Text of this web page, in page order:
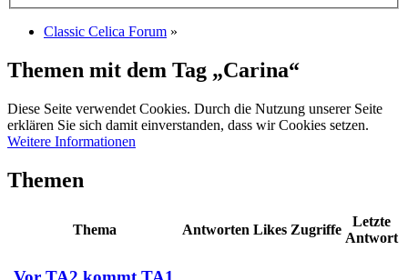
Classic Celica Forum »
Themen mit dem Tag „Carina“
Diese Seite verwendet Cookies. Durch die Nutzung unserer Seite
erklären Sie sich damit einverstanden, dass wir Cookies setzen.
Weitere Informationen
Themen
Thema Antworten Likes Zugriffe
Letzte
Antwort